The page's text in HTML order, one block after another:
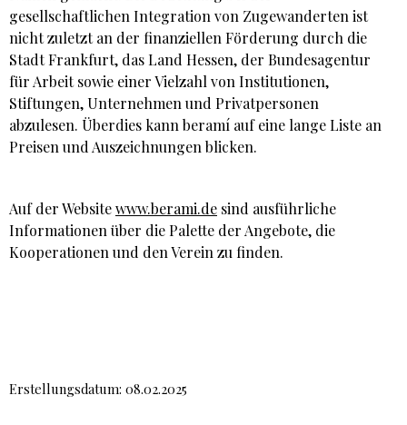
gesellschaftlichen Integration von Zugewanderten ist
nicht zuletzt an der finanziellen Förderung durch die
Stadt Frankfurt, das Land Hessen, der Bundesagentur
für Arbeit sowie einer Vielzahl von Institutionen,
Stiftungen, Unternehmen und Privatpersonen
abzulesen. Überdies kann beramí auf eine lange Liste an
Preisen und Auszeichnungen blicken.
Auf der Websitewww.berami.de sind ausführliche
Informationen über die Palette der Angebote, die
Kooperationen und den Verein zu finden.
Erstellungsdatum: 08.02.2025